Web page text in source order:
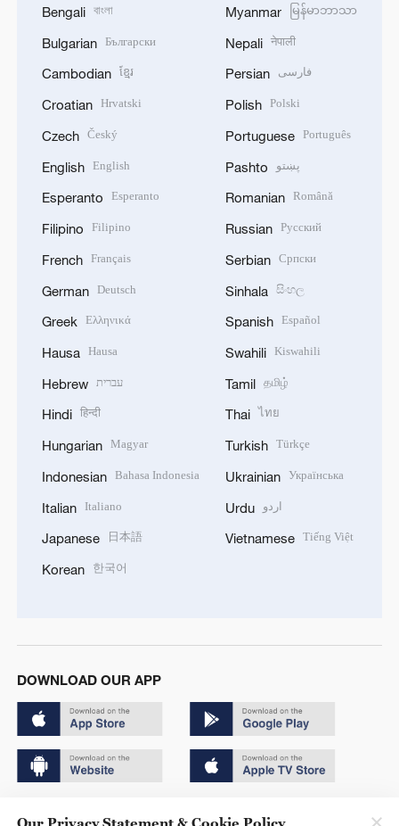
Bengali বাংলা
Bulgarian Български
Cambodian ខ្មែរ
Croatian Hrvatski
Czech Český
English English
Esperanto Esperanto
Filipino Filipino
French Français
German Deutsch
Greek Ελληνικά
Hausa Hausa
Hebrew עברית
Hindi हिन्दी
Hungarian Magyar
Indonesian Bahasa Indonesia
Italian Italiano
Japanese 日本語
Korean 한국어
Myanmar မြန်မာဘာသာ
Nepali नेपाली
Persian فارسی
Polish Polski
Portuguese Português
Pashto پښتو
Romanian Română
Russian Русский
Serbian Српски
Sinhala සිංහල
Spanish Español
Swahili Kiswahili
Tamil தமிழ்
Thai ไทย
Turkish Türkçe
Ukrainian Українська
Urdu اردو
Vietnamese Tiếng Việt
DOWNLOAD OUR APP
Our Privacy Statement & Cookie Policy